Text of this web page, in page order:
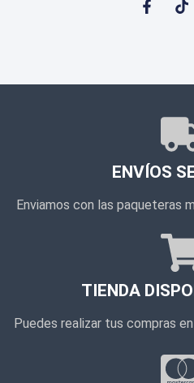
ENVÍOS
Enviamos con las paqueteras
TIENDA
Puedes realizar tus compras